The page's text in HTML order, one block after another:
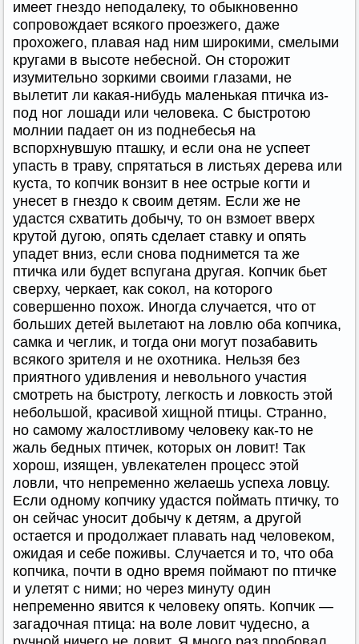
имеет гнездо неподалеку, то обыкновенно
сопровождает всякого проезжего, даже
прохожего, плавая над ним широкими, смелыми
кругами в высоте небесной. Он сторожит
изумительно зоркими своими глазами, не
вылетит ли какая-нибудь маленькая птичка из-
под ног лошади или человека. С быстротою
молнии падает он из поднебесья на
вспорхнувшую пташку, и если она не успеет
упасть в траву, спрятаться в листьях дерева или
куста, то копчик вонзит в нее острые когти и
унесет в гнездо к своим детям. Если же не
удастся схватить добычу, то он взмоет вверх
крутой дугою, опять сделает ставку и опять
упадет вниз, если снова поднимется та же
птичка или будет вспугана другая. Копчик бьет
сверху, черкает, как сокол, на которого
совершенно похож. Иногда случается, что от
больших детей вылетают на ловлю оба копчика,
самка и чеглик, и тогда они могут позабавить
всякого зрителя и не охотника. Нельзя без
приятного удивления и невольного участия
смотреть на быстроту, легкость и ловкость этой
небольшой, красивой хищной птицы. Странно,
но самому жалостливому человеку как-то не
жаль бедных птичек, которых он ловит! Так
хорош, изящен, увлекателен процесс этой
ловли, что непременно желаешь успеха ловцу.
Если одному копчику удастся поймать птичку, то
он сейчас уносит добычу к детям, а другой
остается и продолжает плавать над человеком,
ожидая и себе поживы. Случается и то, что оба
копчика, почти в одно время поймают по птичке
и улетят с ними; но через минуту один
непременно явится к человеку опять. Копчик —
загадочная птица: на воле ловит чудесно, а